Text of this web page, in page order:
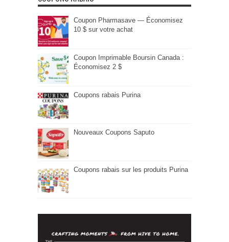
Coupon Pharmasave — Économisez
10 $ sur votre achat
Coupon Imprimable Boursin Canada :
Économisez 2 $
Coupons rabais Purina
Nouveaux Coupons Saputo
Coupons rabais sur les produits Purina